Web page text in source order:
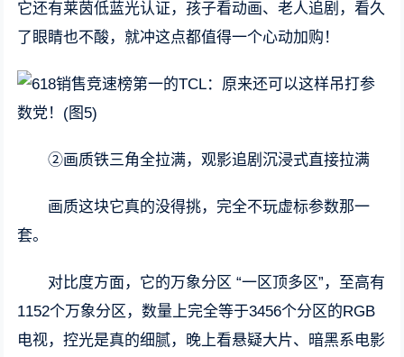
它还有莱茵低蓝光认证，孩子看动画、老人追剧，看久
了眼睛也不酸，就冲这点都值得一个心动加购！
②画质铁三角全拉满，观影追剧沉浸式直接拉满
画质这块它真的没得挑，完全不玩虚标参数那一
套。
对比度方面，它的万象分区 “一区顶多区”，至高有
1152个万象分区，数量上完全等于3456个分区的RGB
电视，控光是真的细腻，晚上看悬疑大片、暗黑系电影